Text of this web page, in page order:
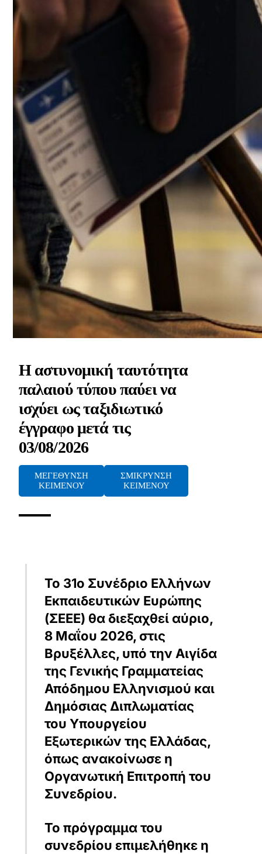
Η αστυνομική ταυτότητα
παλαιού τύπου παύει να
ισχύει ως ταξιδιωτικό
έγγραφο μετά τις
03/08/2026
ΜΕΓΕΘΥΝΣΗ
ΚΕΙΜΕΝΟΥ
ΣΜΙΚΡΥΝΣΗ
ΚΕΙΜΕΝΟΥ
Το 31ο Συνέδριο Ελλήνων
Εκπαιδευτικών Ευρώπης
(ΣΕΕΕ) θα διεξαχθεί αύριο,
8 Μαΐου 2026, στις
Βρυξέλλες, υπό την Αιγίδα
της Γενικής Γραμματείας
Απόδημου Ελληνισμού και
Δημόσιας Διπλωματίας
του Υπουργείου
Εξωτερικών της Ελλάδας,
όπως ανακοίνωσε η
Οργανωτική Επιτροπή του
Συνεδρίου.
Το πρόγραμμα του
συνεδρίου επιμελήθηκε η